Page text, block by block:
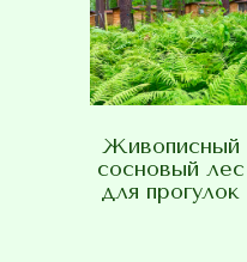
Живописный
сосновый лес
для прогулок